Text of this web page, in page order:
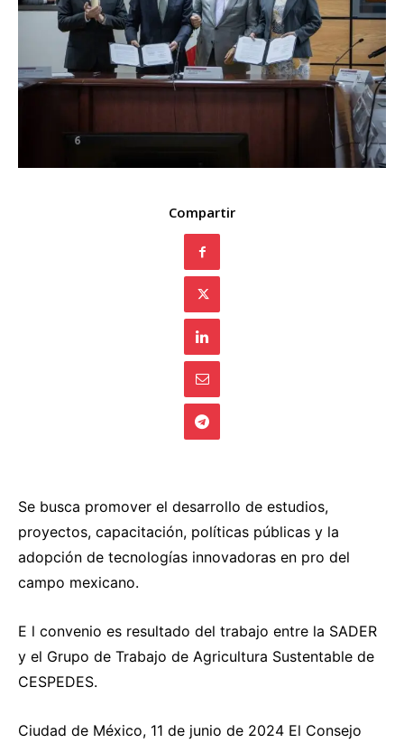
Compartir
Se busca promover el desarrollo de estudios,
proyectos, capacitación, políticas públicas y la
adopción de tecnologías innovadoras en pro del
campo mexicano.
E l convenio es resultado del trabajo entre la SADER
y el Grupo de Trabajo de Agricultura Sustentable de
CESPEDES.
Ciudad de México, 11 de junio de 2024 El Consejo